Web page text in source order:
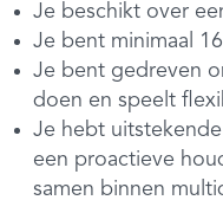
Je beschikt over
Je bent minimaal
Je bent gedreven
doen en speelt
Je hebt
een proactieve
samen binnen